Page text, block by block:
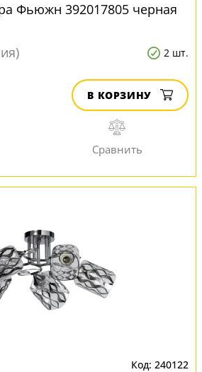
Фьюжн 392017805 черная
2 шт.
В КОРЗИНУ
240122